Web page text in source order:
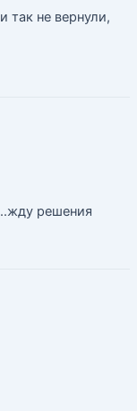
так не вернули,
решения